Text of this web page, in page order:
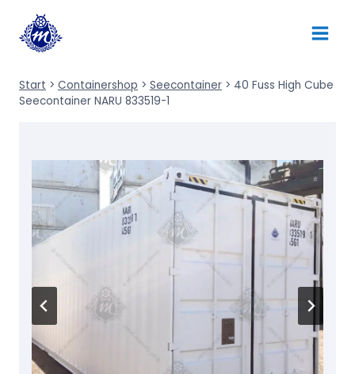
Inhalt
springen
Start > Containershop > Seecontainer > 40 Fuss High Cube
Seecontainer NARU 833519-1